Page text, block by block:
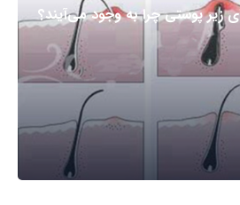
زیر پوستی چرا به وجود می‌آیند؟